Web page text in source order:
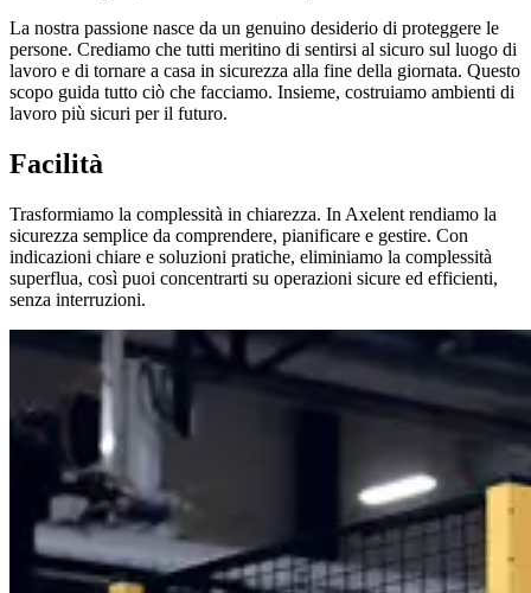
La nostra passione nasce da un genuino desiderio di proteggere le
persone. Crediamo che tutti meritino di sentirsi al sicuro sul luogo di
lavoro e di tornare a casa in sicurezza alla fine della giornata. Questo
scopo guida tutto ciò che facciamo. Insieme, costruiamo ambienti di
lavoro più sicuri per il futuro.
Facilità
Trasformiamo la complessità in chiarezza. In Axelent rendiamo la
sicurezza semplice da comprendere, pianificare e gestire. Con
indicazioni chiare e soluzioni pratiche, eliminiamo la complessità
superflua, così puoi concentrarti su operazioni sicure ed efficienti,
senza interruzioni.